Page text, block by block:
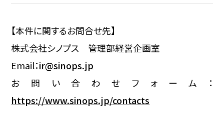
【本件に関するお問合せ先】
株式会社シノプス 管理部経営企画室
Email：ir@sinops.jp
お問い合わせフォーム：
https://www.sinops.jp/contacts